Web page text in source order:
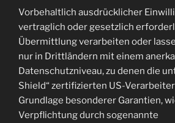
Vorbehaltlich ausdrücklicher
vertraglich oder gesetzlich
Übermittlung verarbeiten oder
nur in Drittländern mit einem
Datenschutzniveau, zu denen die
Shield“ zertifizierten US-
Grundlage besonderer Garantien,
Verpflichtung durch sogenannte